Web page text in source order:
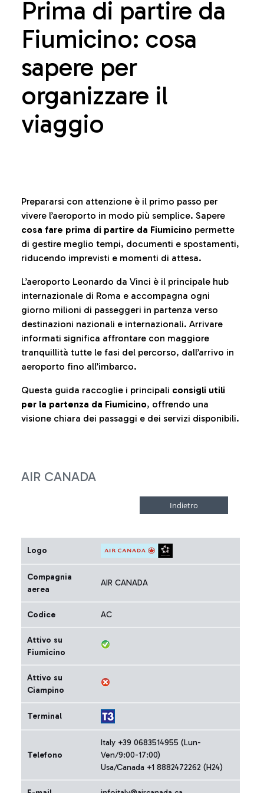
Prima di partire da
Fiumicino: cosa
sapere per
organizzare il
viaggio
Prepararsi con attenzione è il primo passo per
vivere l’aeroporto in modo più semplice. Sapere
cosa fare prima di partire da Fiumicino permette
di gestire meglio tempi, documenti e spostamenti,
riducendo imprevisti e momenti di attesa.
L’aeroporto Leonardo da Vinci è il principale hub
internazionale di Roma e accompagna ogni
giorno milioni di passeggeri in partenza verso
destinazioni nazionali e internazionali. Arrivare
informati significa affrontare con maggiore
tranquillità tutte le fasi del percorso, dall’arrivo in
aeroporto fino all’imbarco.
Questa guida raccoglie i principali consigli utili
per la partenza da Fiumicino, offrendo una
visione chiara dei passaggi e dei servizi disponibili.
AIR CANADA
Logo
Compagnia
aerea
AIR CANADA
Codice AC
Attivo su
Fiumicino
Attivo su
Ciampino
Terminal
Telefono
Italy +39 0683514955 (Lun-
Ven/9:00-17:00)
Usa/Canada +1 8882472262 (H24)